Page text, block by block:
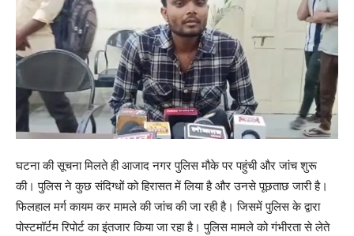
घटना की सूचना मिलते ही आजाद नगर पुलिस मौके पर पहुंची और जांच शुरू
की। पुलिस ने कुछ संदिग्धों को हिरासत में लिया है और उनसे पूछताछ जारी है।
फिलहाल मर्ग कायम कर मामले की जांच की जा रही है। जिसमें पुलिस के द्वारा
पोस्टमॉर्टम रिपोर्ट का इंतजार किया जा रहा है। पुलिस मामले को गंभीरता से लेते